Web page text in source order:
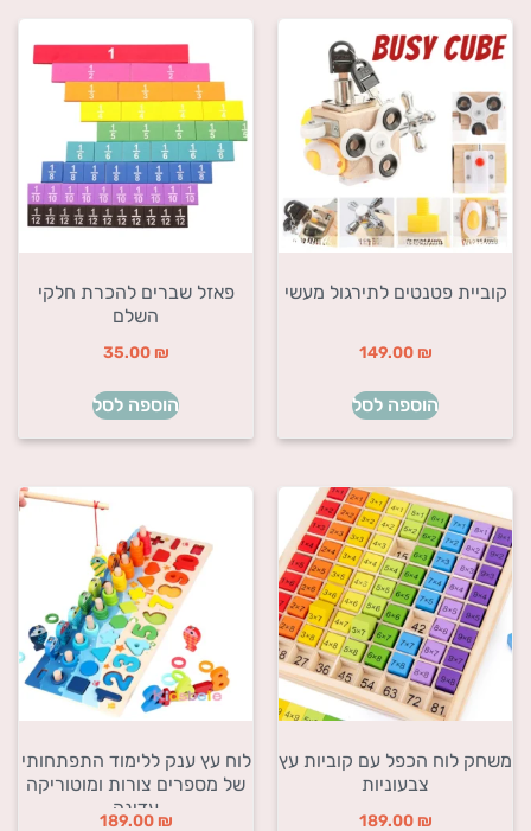
קוביית פטנטים לתירגול מעשי
149.00 ₪
הוספה לסל
פאזל שברים להכרת חלקי
השלם
35.00 ₪
הוספה לסל
משחק לוח הכפל עם קוביות עץ
צבעוניות
189.00 ₪
לוח עץ ענק ללימוד התפתחותי
של מספרים צורות ומוטוריקה
עדינה
189.00 ₪